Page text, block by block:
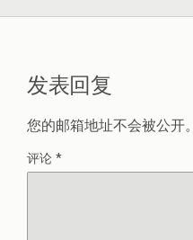
发表回复
您的邮箱地址不会被公开。
评论 *